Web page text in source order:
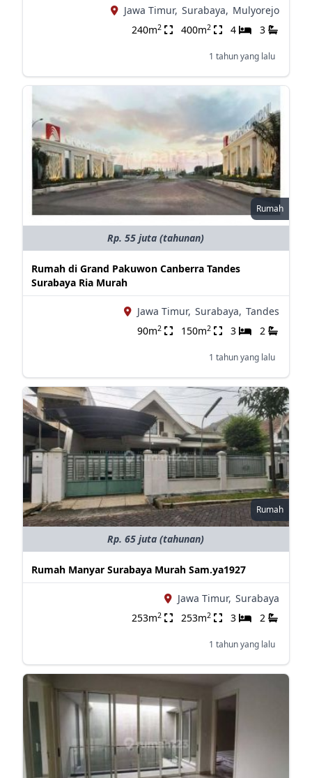
Jawa Timur, Surabaya, Mulyorejo
240m2 400m2 4 3
1 tahun yang lalu
Rumah
Rp. 55 juta (tahunan)
Rumah di Grand Pakuwon Canberra Tandes
Surabaya Ria Murah
Jawa Timur, Surabaya, Tandes
90m2 150m2 3 2
1 tahun yang lalu
Rumah
Rp. 65 juta (tahunan)
Rumah Manyar Surabaya Murah Sam.ya1927
Jawa Timur, Surabaya
253m2 253m2 3 2
1 tahun yang lalu